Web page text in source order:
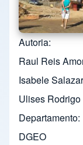
Autoria
Raul Reis
Isabele
Ulises
Departamento
DGEO